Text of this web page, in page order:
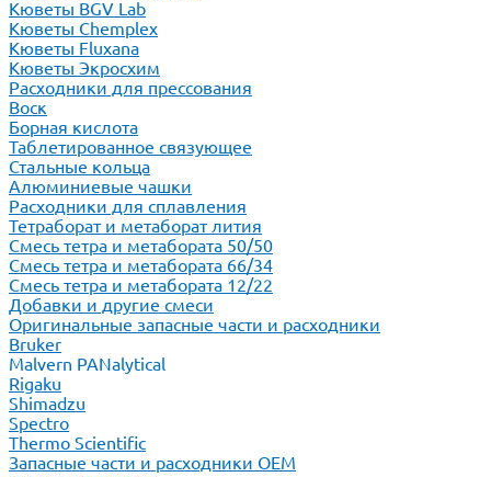
Кюветы BGV Lab
Кюветы Chemplex
Кюветы Fluxana
Кюветы Экросхим
Расходники для прессования
Воск
Борная кислота
Таблетированное связующее
Стальные кольца
Алюминиевые чашки
Расходники для сплавления
Тетраборат и метаборат лития
Смесь тетра и метабората 50/50
Смесь тетра и метабората 66/34
Смесь тетра и метабората 12/22
Добавки и другие смеси
Оригинальные запасные части и расходники
Bruker
Malvern PANalytical
Rigaku
Shimadzu
Spectro
Thermo Scientific
Запасные части и расходники ОЕМ